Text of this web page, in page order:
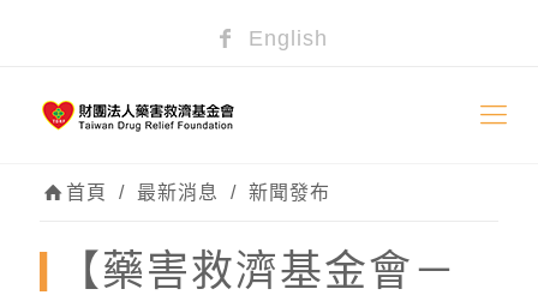
English
首頁 / 最新消息 / 新聞發布
【藥害救濟基金會－